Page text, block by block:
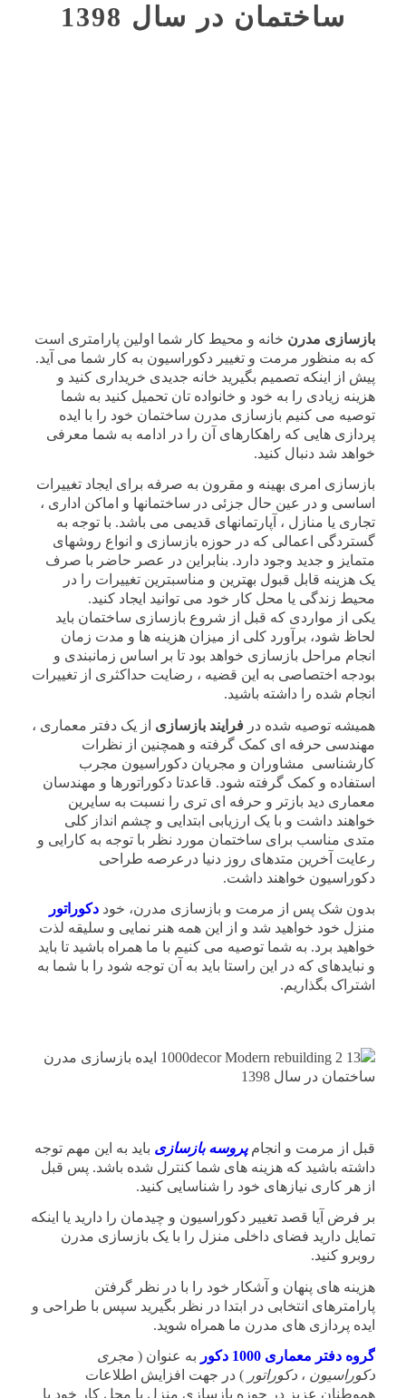
ساختمان در سال 1398
بازسازی مدرن خانه و محیط کار شما اولین پارامتری است
که به منظور مرمت و تغییر دکوراسیون به کار شما می آید.
پیش از اینکه تصمیم بگیرید خانه جدیدی خریداری کنید و
هزینه زیادی را به خود و خانواده تان تحمیل کنید به شما
توصیه می کنیم بازسازی مدرن ساختمان خود را با ایده
پردازی هایی که راهکارهای آن را در ادامه به شما معرفی
خواهد شد دنبال کنید.
بازسازی امری بهینه و مقرون به صرفه برای ایجاد تغییرات
اساسی و در عین حال جزئی در ساختمانها و اماکن اداری ،
تجاری یا منازل ، آپارتمانهای قدیمی می باشد. با توجه به
گستردگی اعمالی که در حوزه بازسازی و انواع روشهای
متمایز و جدید وجود دارد. بنابراین در عصر حاضر با صرف
یک هزینه قابل قبول بهترین و مناسبترین تغییرات را در
محیط زندگی یا محل کار خود می توانید ایجاد کنید.
یکی از مواردی که قبل از شروع بازسازی ساختمان باید
لحاظ شود، برآورد کلی از میزان هزینه ها و مدت زمان
انجام مراحل بازسازی خواهد بود تا بر اساس زمانبندی و
بودجه اختصاصی به این قضیه ، رضایت حداکثری از تغییرات
انجام شده را داشته باشید.
همیشه توصیه شده در فرایند بازسازی از یک دفتر معماری ،
مهندسی حرفه ای کمک گرفته و همچنین از نظرات
کارشناسی مشاوران و مجریان دکوراسیون مجرب
استفاده و کمک گرفته شود. قاعدتا دکوراتورها و مهندسان
معماری دید بازتر و حرفه ای تری را نسبت به سایرین
خواهند داشت و با یک ارزیابی ابتدایی و چشم انداز کلی
متدی مناسب برای ساختمان مورد نظر با توجه به کارایی و
رعایت آخرین متدهای روز دنیا درعرصه طراحی
دکوراسیون خواهند داشت.
بدون شک پس از مرمت و بازسازی مدرن، خود دکوراتور
منزل خود خواهید شد و از این همه هنر نمایی و سلیقه لذت
خواهید برد. به شما توصیه می کنیم با ما همراه باشید تا باید
و نبایدهای که در این راستا باید به آن توجه شود را با شما به
اشتراک بگذاریم.
قبل از مرمت و انجامپروسه بازسازی باید به این مهم توجه
داشته باشید که هزینه های شما کنترل شده باشد. پس قبل
از هر کاری نیازهای خود را شناسایی کنید.
بر فرض آیا قصد تغییر دکوراسیون و چیدمان را دارید یا اینکه
تمایل دارید فضای داخلی منزل را با یک بازسازی مدرن
روبرو کنید.
هزینه های پنهان و آشکار خود را با در نظر گرفتن
پارامترهای انتخابی در ابتدا در نظر بگیرید سپس با طراحی و
ایده پردازی های مدرن ما همراه شوید.
گروه دفتر معماری 1000 دکور به عنوان ( مجری
دکوراسیون ، دکوراتور ) در جهت افزایش اطلاعات
هموطنان عزیز در حوزه بازسازی منزل یا محل کار خود با